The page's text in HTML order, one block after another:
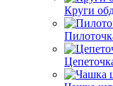
Круги